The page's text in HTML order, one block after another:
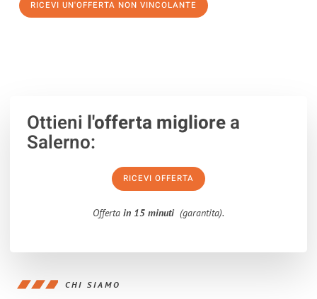
RICEVI UN'OFFERTA NON VINCOLANTE
Ottieni l'offerta migliorea
Salerno:
RICEVI OFFERTA
Offerta in 15 minuti (garantita).
CHI SIAMO